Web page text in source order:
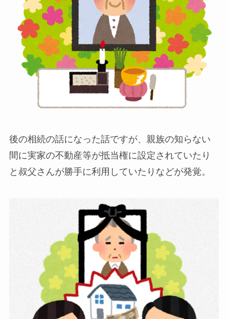
後の相続の話になった話ですが、親族の知らない
間に実家の不動産等が抵当権に設定されていたり
と叔父さんが勝手に利用していたりなどが発覚。